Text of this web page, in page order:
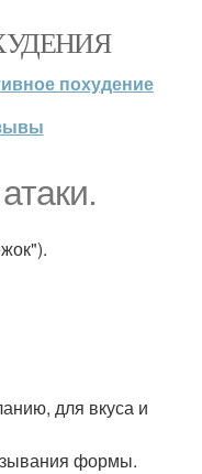
похудение
для вкуса и
формы.